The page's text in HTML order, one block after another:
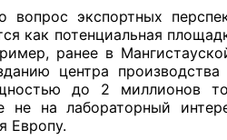
вопрос экспортных
как потенциальная
ранее в
центра производства
до 2 миллионов
не на лабораторный
Европу.